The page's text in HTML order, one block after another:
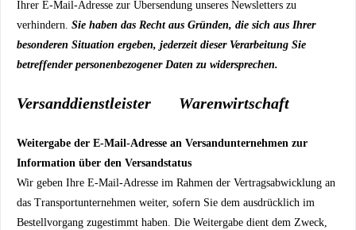
Ihrer E-Mail-Adresse zur Übersendung unseres Newsletters zu
verhindern. Sie haben das Recht aus Gründen, die sich aus Ihrer
besonderen Situation ergeben, jederzeit dieser Verarbeitung Sie
betreffender personenbezogener Daten zu widersprechen.
Versanddienstleister Warenwirtschaft
Weitergabe der E-Mail-Adresse an Versandunternehmen zur
Information über den Versandstatus
Wir geben Ihre E-Mail-Adresse im Rahmen der Vertragsabwicklung an
das Transportunternehmen weiter, sofern Sie dem ausdrücklich im
Bestellvorgang zugestimmt haben. Die Weitergabe dient dem Zweck,